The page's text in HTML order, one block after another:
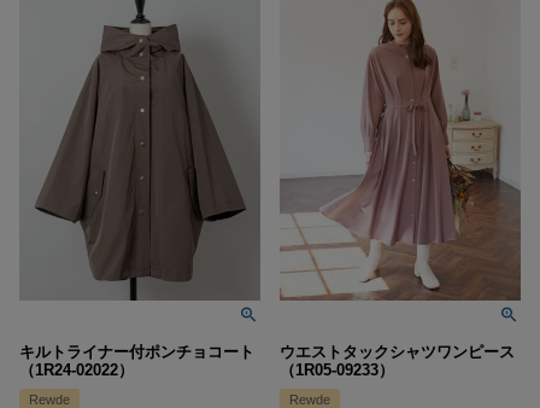
キルトライナー付ポンチョコート
（1R24-02022）
Rewde
ウエストタックシャツワンピース
（1R05-09233）
Rewde